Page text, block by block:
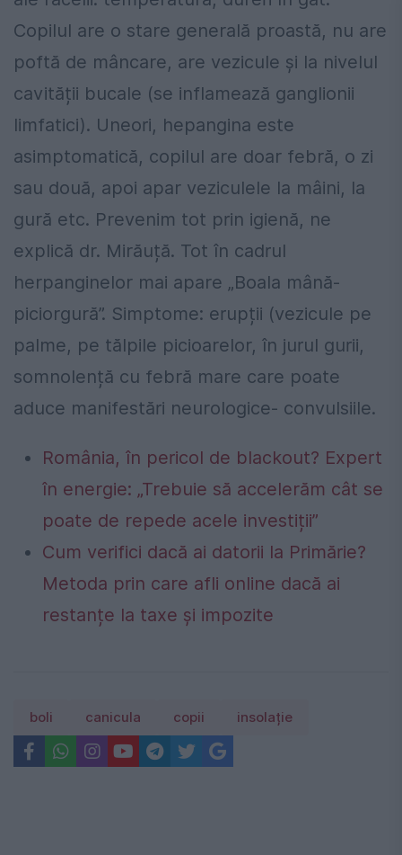
Copilul are o stare generală proastă, nu are
poftă de mâncare, are vezicule și la nivelul
cavității bucale (se inflamează ganglionii
limfatici). Uneori, hepangina este
asimptomatică, copilul are doar febră, o zi
sau două, apoi apar veziculele la mâini, la
gură etc. Prevenim tot prin igienă, ne
explică dr. Mirăuță. Tot în cadrul
herpanginelor mai apare „Boala mână-
piciorgură”. Simptome: erupții (vezicule pe
palme, pe tălpile picioarelor, în jurul gurii,
somnolență cu febră mare care poate
aduce manifestări neurologice- convulsiile.
România, în pericol de blackout? Expert
în energie: „Trebuie să accelerăm cât se
poate de repede acele investiții”
Cum verifici dacă ai datorii la Primărie?
Metoda prin care afli online dacă ai
restanțe la taxe și impozite
boli canicula copii insolație